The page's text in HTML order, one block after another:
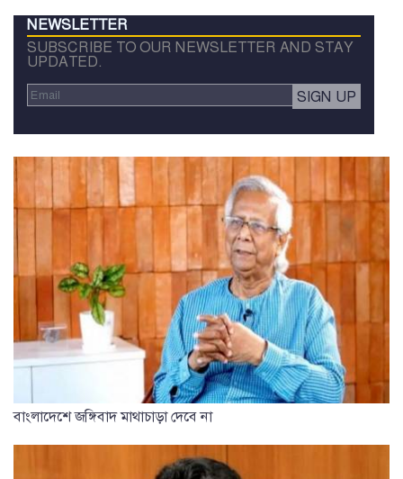
NEWSLETTER
SUBSCRIBE TO OUR NEWSLETTER AND STAY
UPDATED.
বাংলাদেশে জঙ্গিবাদ মাথাচাড়া দেবে না